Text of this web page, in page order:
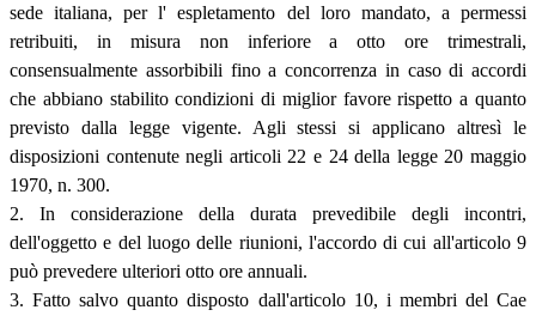
sede italiana, per l' espletamento del loro mandato, a permessi
retribuiti, in misura non inferiore a otto ore trimestrali,
consensualmente assorbibili fino a concorrenza in caso di accordi
che abbiano stabilito condizioni di miglior favore rispetto a quanto
previsto dalla legge vigente. Agli stessi si applicano altresì le
disposizioni contenute negli articoli 22 e 24 della legge 20 maggio
1970, n. 300.
2. In considerazione della durata prevedibile degli incontri,
dell'oggetto e del luogo delle riunioni, l'accordo di cui all'articolo 9
può prevedere ulteriori otto ore annuali.
3. Fatto salvo quanto disposto dall'articolo 10, i membri del Cae